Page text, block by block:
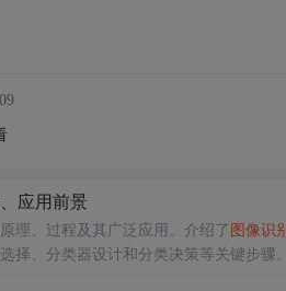
应用前景
理、过程及其广泛应用。介绍了图像识
择、分类器设计和分类决策等关键步骤